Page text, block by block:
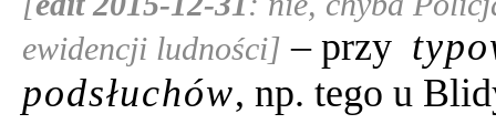
ewidencji ludności] – przy
podsłuchów, np. tego u